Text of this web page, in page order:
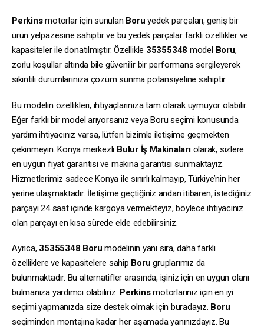
Perkinsmotorlar için sunulan Boru yedek parçaları, geniş bir
ürün yelpazesine sahiptir ve bu yedek parçalar farklı özellikler ve
kapasiteler ile donatılmıştır. Özellikle 35355348 model Boru,
zorlu koşullar altında bile güvenilir bir performans sergileyerek
sıkıntılı durumlarınıza çözüm sunma potansiyeline sahiptir.
Bu modelin özellikleri, ihtiyaçlarınıza tam olarak uymuyor olabilir.
Eğer farklı bir model arıyorsanız veya Boru seçimi konusunda
yardım ihtiyacınız varsa, lütfen bizimle iletişime geçmekten
çekinmeyin. Konya merkezli Bulur İş Makinalarıolarak, sizlere
en uygun fiyat garantisi ve makina garantisi sunmaktayız.
Hizmetlerimiz sadece Konya ile sınırlı kalmayıp, Türkiye’nin her
yerine ulaşmaktadır. İletişime geçtiğiniz andan itibaren, istediğiniz
parçayı 24 saat içinde kargoya vermekteyiz, böylece ihtiyacınız
olan parçayı en kısa sürede elde edebilirsiniz.
Ayrıca, 35355348 Boru modelinin yanı sıra, daha farklı
özelliklere ve kapasitelere sahip Boru gruplarımız da
bulunmaktadır. Bu alternatifler arasında, işiniz için en uygun olanı
bulmanıza yardımcı olabiliriz. Perkinsmotorlarınız için en iyi
seçimi yapmanızda size destek olmak için buradayız. Boru
seçiminden montajına kadar her aşamada yanınızdayız. Bu